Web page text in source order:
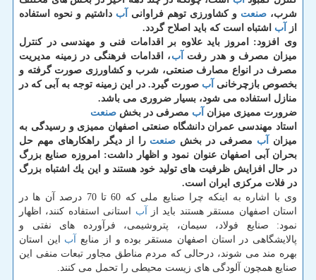
شرب، صنعت و كشاورزی توهم فراوانی آب داشتیم و نحوه استفاده
از
آب اشتباه است كه باید اصلاح گردد.
وی افزود: امروز باید علاوه بر اقدامات فنی و مهندسی در كنترل
میزان مصرف و هدر رفت
آب ، اقدامات فرهنگی در زمینه مدیریت
مصرف در انواع مصارف صنعتی، شرب و كشاورزی صورت گرفته و
بخصوص بازچرخانی آب صورت گیرد. در این زمینه توجه به آبی كه در
منازل استفاده می شود، بسیار ضروری می باشد.
ضرورت ممیزی میزان آب مصرفی در بخش صنعت
استاد مهندسی عمران دانشگاه صنعتی اصفهان ممیزی و رسیدگی به
میزان
آب مصرفی در بخش صنعت را از دیگر راهكارهای مهم حل
بحران آبی اصفهان عنوان نمود و اظهار داشت: امروزه صنایع بزرگ
در حال افزایش ظرفیت های تولید خود هستند و این یك اشتباه بزرگ
در فلات مركزی ایران است.
وی با اشاره به اینكه چرا صنایع ملی كه 60 تا 70 درصد آن ها در
استان اصفهان مستقر هستند باید از آب استانی استفاده كنند، اظهار
نمود: صنایع فولاد، سیمان، پتروشیمی، فرآورده های نفتی و
پالایشگاهی در استان اصفهان مستقر بوده و از منابع آب این استان
بهره مند می شوند، درحالی كه مردم مناطق مجاور تبعات منفی این
صنایع همچون آلودگی های زیست محیطی را تحمل می كنند.